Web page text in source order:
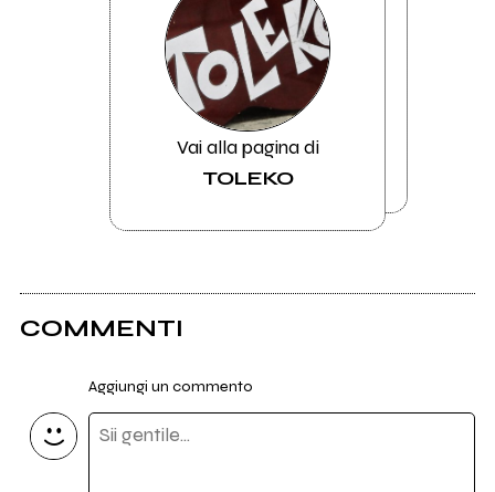
Vai alla pagina di
TOLEKO
COMMENTI
Aggiungi un commento